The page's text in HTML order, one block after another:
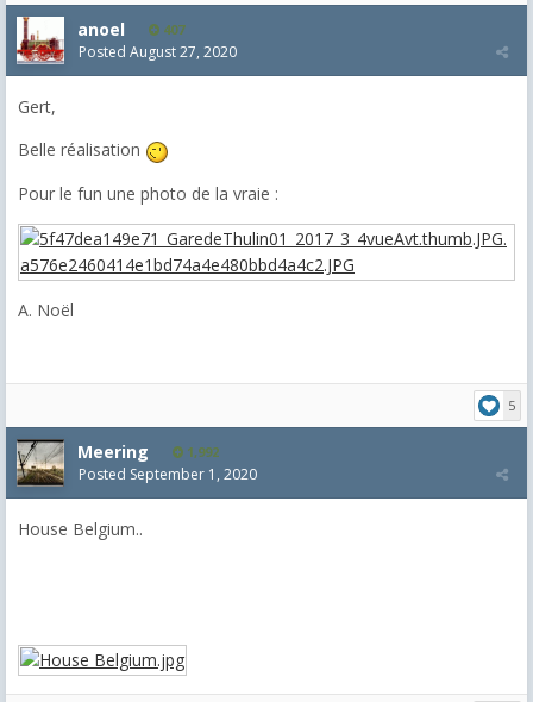
anoel 407
Posted August 27, 2020
Gert,
Belle réalisation
Pour le fun une photo de la vraie :
A. Noël
5
Meering 1,992
Posted September 1, 2020
House Belgium..